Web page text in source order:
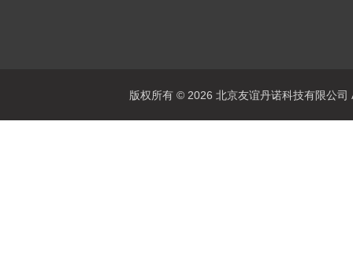
版权所有 © 2026 北京友谊丹诺科技有限